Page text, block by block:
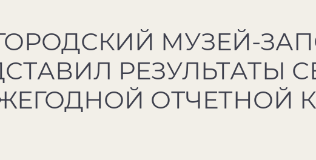
МУЗЕЙ-
РЕЗУЛЬТАТЫ
ОТЧЕТНОЙ